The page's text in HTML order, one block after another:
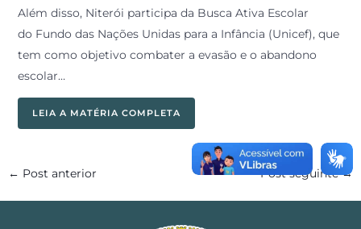
Além disso, Niterói participa da Busca Ativa Escolar
do Fundo das Nações Unidas para a Infância (Unicef), que
tem como objetivo combater a evasão e o abandono
escolar…
LEIA A MATÉRIA COMPLETA
← Post anterior Post seguinte→